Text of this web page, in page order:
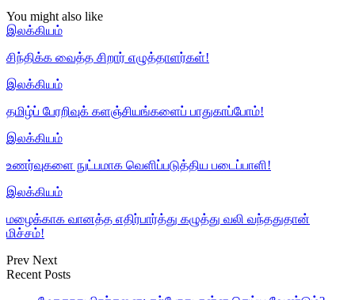
You might also like
இலக்கியம்
சிந்திக்க வைத்த சிறார் எழுத்தாளர்கள்!
இலக்கியம்
தமிழ்ப் பேரறிவுக் களஞ்சியங்களைப் பாதுகாப்போம்!
இலக்கியம்
உணர்வுகளை நுட்பமாக வெளிப்படுத்திய படைப்பாளி!
இலக்கியம்
மழைக்காக வானத்த எதிர்பார்த்து கழுத்து வலி வந்ததுதான்
மிச்சம்!
Prev Next
Recent Posts